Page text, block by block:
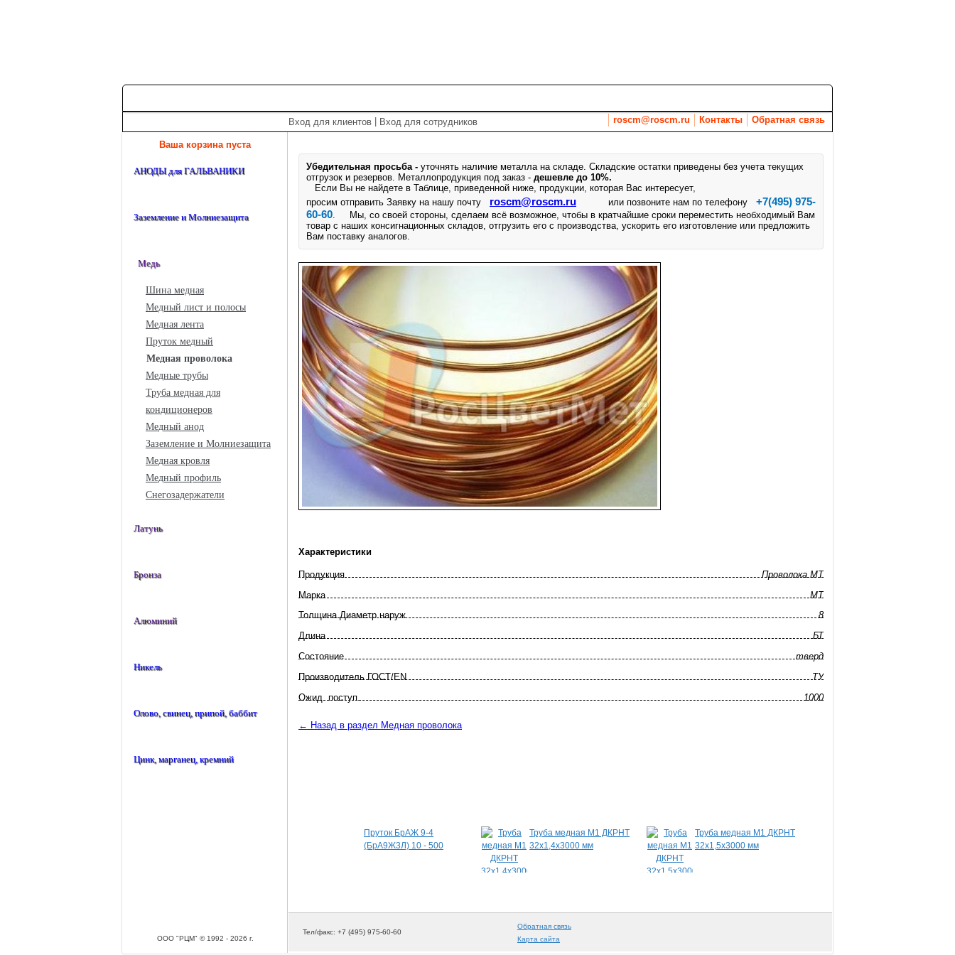
Вход для клиентов Вход для сотрудников roscm@roscm.ru Контакты Обратная связь
Ваша корзина пуста
АНОДЫ для ГАЛЬВАНИКИ
Заземление и Молниезащита
Медь
Шина медная
Медный лист и полосы
Медная лента
Пруток медный
Медная проволока
Медные трубы
Труба медная для
кондиционеров
Медный анод
Заземление и Молниезащита
Медная кровля
Медный профиль
Снегозадержатели
Латунь
Бронза
Алюминий
Никель
Олово, свинец, припой, баббит
Цинк, марганец, кремний
ООО "РЦМ" © 1992 - 2026 г.
Убедительная просьба - уточнять наличие металла на складе. Складские остатки приведены без учета текущих
отгрузок и резервов. Металлопродукция под заказ - дешевле до 10%.
Если Вы не найдете в Таблице, приведенной ниже, продукции, которая Вас интересует,
просим отправить Заявку на нашу почту
roscm@roscm.ru или позвоните нам по телефону +7(495) 975-
60-60. Мы, со своей стороны, сделаем всё возможное, чтобы в кратчайшие сроки переместить необходимый Вам
товар с наших консигнационных складов, отгрузить его с производства, ускорить его изготовление или предложить
Вам поставку аналогов.
Характеристики
Продукция
Проволока МТ
Марка
МТ
Толщина Диаметр наруж
8
Длина
БТ
Состояние
тверд
Произво­дитель ГОСТ/EN
ТУ
Ожид. поступ.
1000
← Назад в раздел Медная проволока
Пруток БрАЖ 9-4
(БрА9Ж3Л) 10 - 500
Труба медная М1 ДКРНТ
32х1,4х3000 мм
Труба медная М1 ДКРНТ
32х1,5х3000 мм
Тел/факс: +7 (495) 975-60-60
Обратная связь
Карта сайта